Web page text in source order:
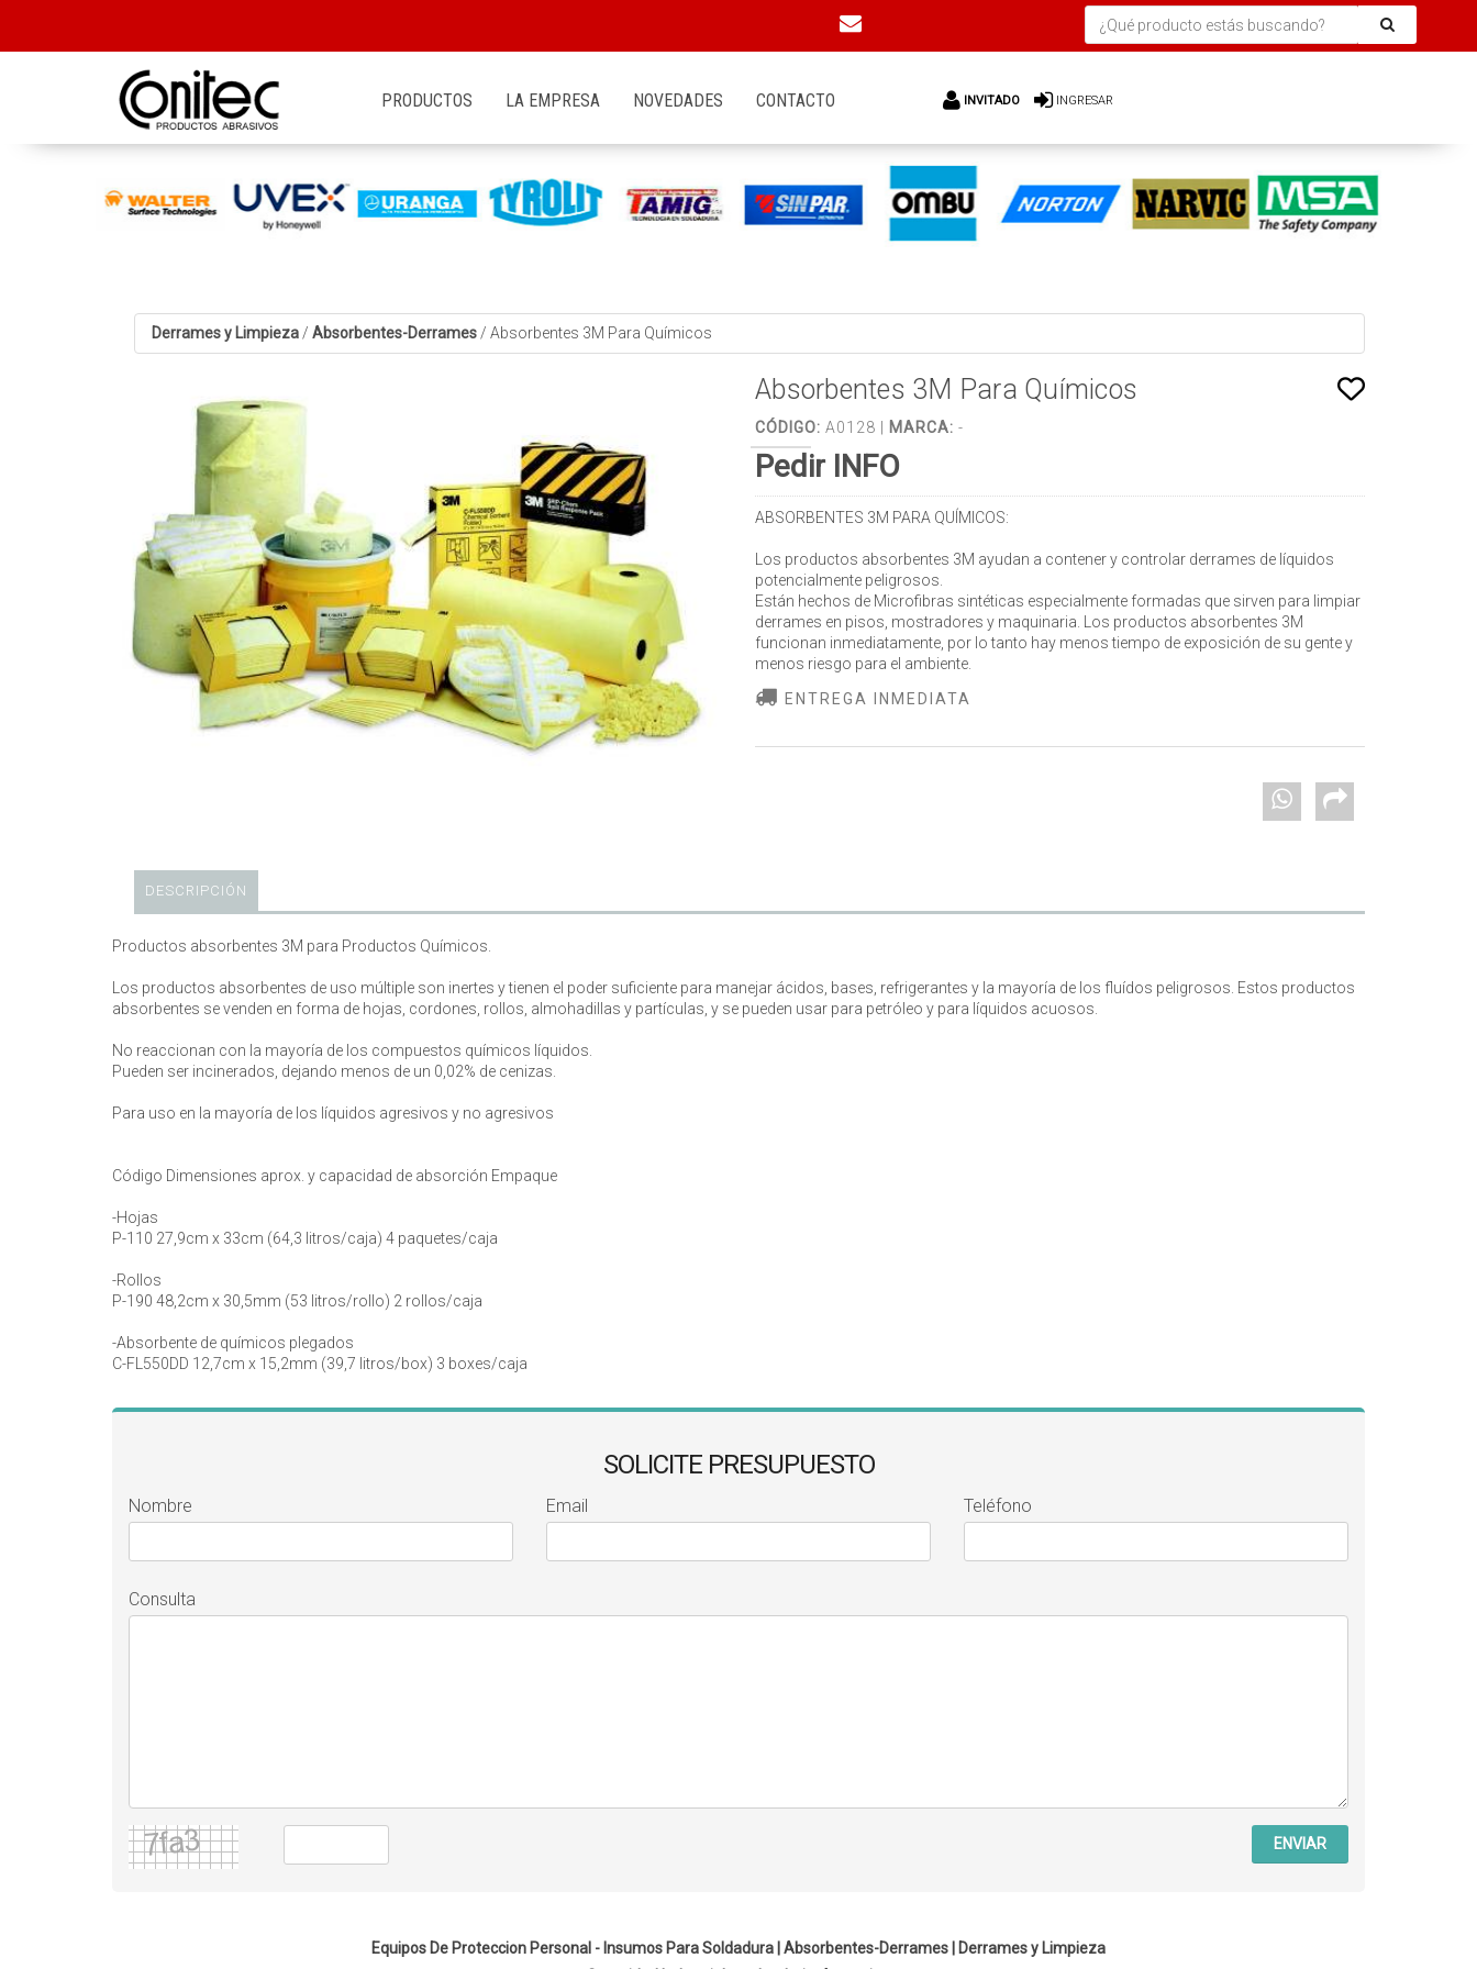
INVITADO INGRESAR
PRODUCTOS LA EMPRESA NOVEDADES CONTACTO
Derrames y Limpieza / Absorbentes-Derrames / Absorbentes 3M Para Químicos
Absorbentes 3M Para Químicos
CÓDIGO: A0128 | MARCA: -
Pedir INFO
ABSORBENTES 3M PARA QUÍMICOS:
Los productos absorbentes 3M ayudan a contener y controlar derrames de líquidos
potencialmente peligrosos.
Están hechos de Microfibras sintéticas especialmente formadas que sirven para limpiar
derrames en pisos, mostradores y maquinaria. Los productos absorbentes 3M
funcionan inmediatamente, por lo tanto hay menos tiempo de exposición de su gente y
menos riesgo para el ambiente.
ENTREGA INMEDIATA
DESCRIPCIÓN
Productos absorbentes 3M para Productos Químicos.
Los productos absorbentes de uso múltiple son inertes y tienen el poder suficiente para manejar ácidos, bases, refrigerantes y la mayoría de los fluídos peligrosos. Estos productos
absorbentes se venden en forma de hojas, cordones, rollos, almohadillas y partículas, y se pueden usar para petróleo y para líquidos acuosos.
No reaccionan con la mayoría de los compuestos químicos líquidos.
Pueden ser incinerados, dejando menos de un 0,02% de cenizas.
Para uso en la mayoría de los líquidos agresivos y no agresivos
Código Dimensiones aprox. y capacidad de absorción Empaque
-Hojas
P-110 27,9cm x 33cm (64,3 litros/caja) 4 paquetes/caja
-Rollos
P-190 48,2cm x 30,5mm (53 litros/rollo) 2 rollos/caja
-Absorbente de químicos plegados
C-FL550DD 12,7cm x 15,2mm (39,7 litros/box) 3 boxes/caja
SOLICITE PRESUPUESTO
Nombre Email Teléfono
Consulta
ENVIAR
Equipos De Proteccion Personal - Insumos Para Soldadura | Absorbentes-Derrames
Derrames y Limpieza